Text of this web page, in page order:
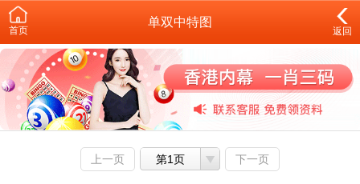
首页
单双中特图
返回
上一页 第1页 下一页